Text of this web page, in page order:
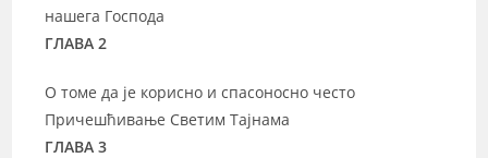
нашега Господа
ГЛАВА 2
О томе да је корисно и спасоносно често
Причешћивање Светим Тајнама
ГЛАВА 3